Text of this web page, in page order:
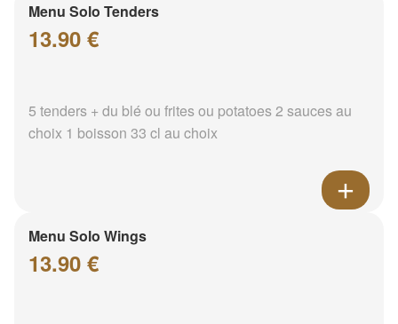
Menu Solo Tenders
13.90 €
5 tenders + du blé ou frites ou potatoes 2 sauces au
choix 1 boisson 33 cl au choix
Menu Solo Wings
13.90 €